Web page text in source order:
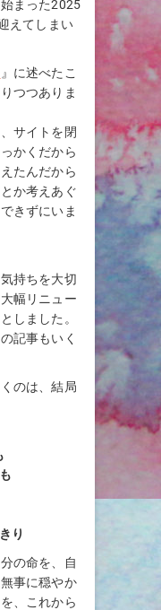
まった2025
えてしまい
』に述べたこ
つつありま
サイトを閉
かくだから
たんだから
か考えあぐ
きずにいま
持ちを大切
幅リニュー
しました。
記事もいく
のは、結局
り
の命を、自
事に穏やか
、これから